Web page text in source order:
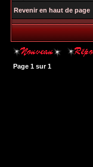
Revenir en haut de page
Page 1 sur1